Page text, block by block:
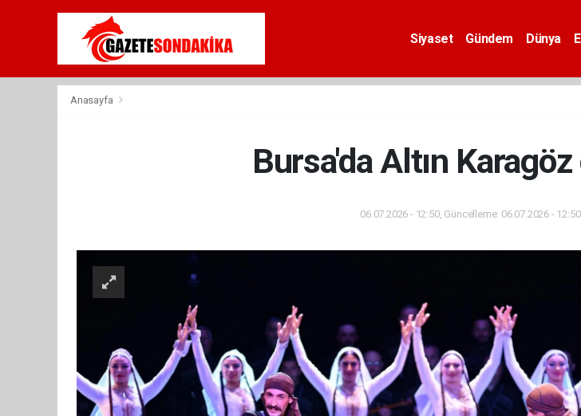
Siyaset Gündem Dünya
Anasayfa
Bursa'da Altın
06.07.2026 - 12:50, Güncelleme: 06.07.2026 - 12:50